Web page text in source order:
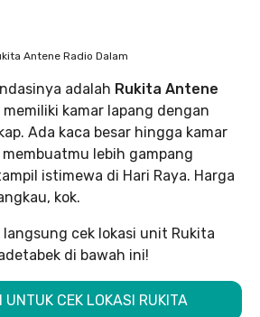
Antene Radio Dalam
adalah Rukita Antene
kamar lapang dengan
Ada kaca besar hingga kamar
lebih gampang
istimewa di Hari Raya. Harga
kok.
langsung cek lokasi unit Rukita
di bawah ini!
UNTUK CEK LOKASI RUKITA